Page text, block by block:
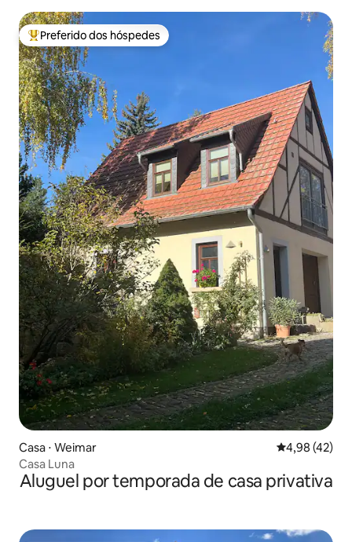
Entre os melhores preferidos dos hóspedes
Preferido dos hóspedes
Casa ⋅ Weimar 4,98 de uma
4,98 (42)
Casa Luna
Aluguel por temporada de casa privativa